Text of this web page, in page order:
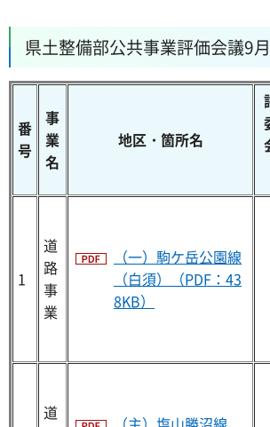
県土整備部公共事業評価会議9
番
号
事
業
名
地区・箇所名
1
道
路
事
業
（一）駒ケ岳公園線
（白須）（PDF：43
8KB）
道